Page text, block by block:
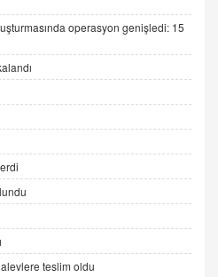
Yüzüne Vurulan Şamar:
Ne? "Beraber Yürüyoruz"
operasyon genişledi: 15
teslim oldu